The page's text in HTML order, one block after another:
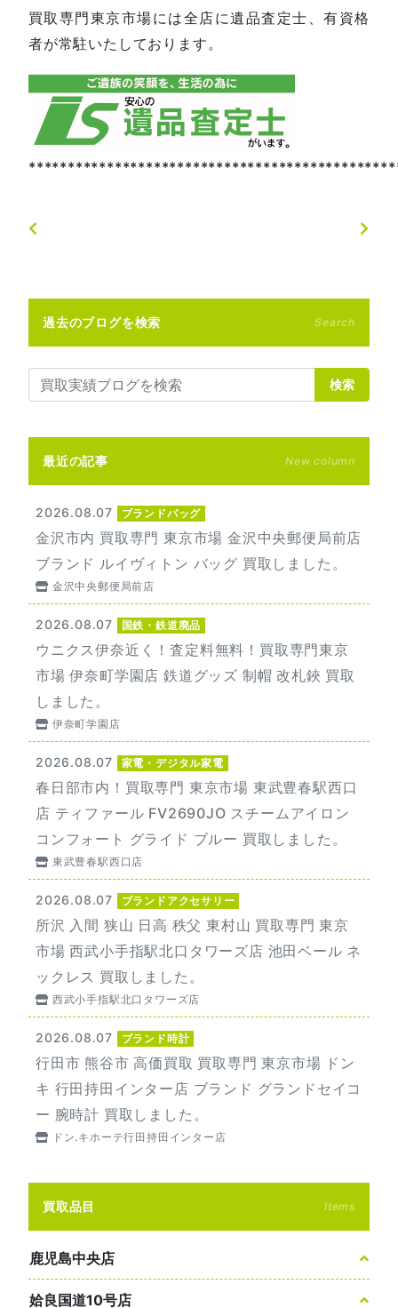
買取専門東京市場には全店に遺品査定士、有資格
者が常駐いたしております。
過去のブログを検索 Search
検索
最近の記事 New column
2026.08.07 ブランドバッグ
金沢市内 買取専門 東京市場 金沢中央郵便局前店
ブランド ルイヴィトン バッグ 買取しました。
金沢中央郵便局前店
2026.08.07 国鉄・鉄道廃品
ウニクス伊奈近く！査定料無料！買取専門東京
市場 伊奈町学園店 鉄道グッズ 制帽 改札鋏 買取
しました。
伊奈町学園店
2026.08.07 家電・デジタル家電
春日部市内！買取専門 東京市場 東武豊春駅西口
店 ティファール FV2690JO スチームアイロン
コンフォート グライド ブルー 買取しました。
東武豊春駅西口店
2026.08.07 ブランドアクセサリー
所沢 入間 狭山 日高 秩父 東村山 買取専門 東京
市場 西武小手指駅北口タワーズ店 池田ベール ネ
ックレス 買取しました。
西武小手指駅北口タワーズ店
2026.08.07 ブランド時計
行田市 熊谷市 高価買取 買取専門 東京市場 ドン
キ 行田持田インター店 ブランド グランドセイコ
ー 腕時計 買取しました。
ドン.キホーテ行田持田インター店
買取品目 Items
鹿児島中央店
姶良国道10号店